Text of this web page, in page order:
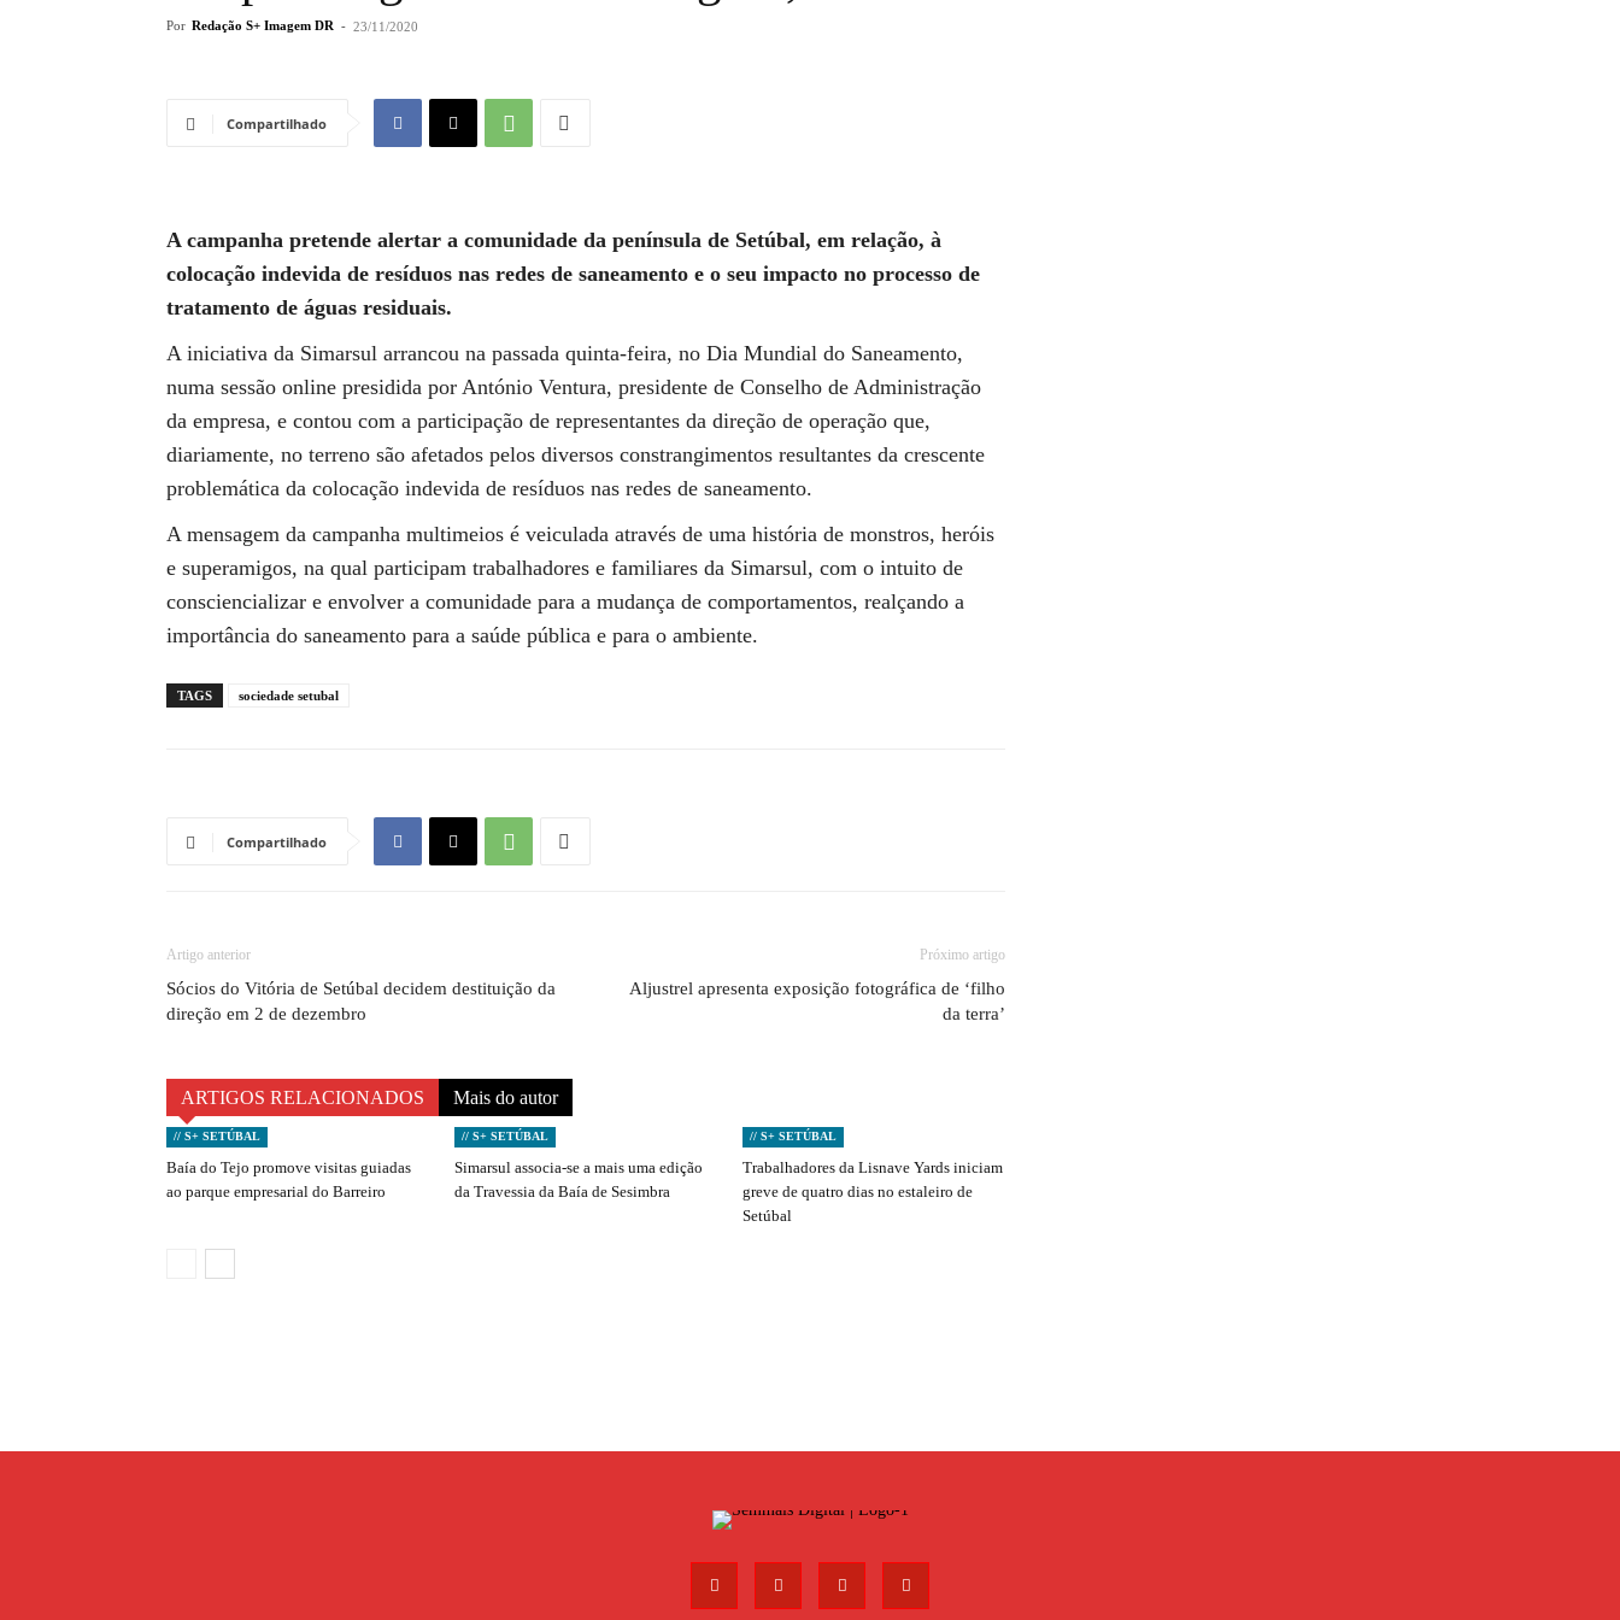
Por Redação S+ Imagem DR - 23/11/2020
Compartilhado
A campanha pretende alertar a comunidade da península de Setúbal, em relação, à
colocação indevida de resíduos nas redes de saneamento e o seu impacto no processo de
tratamento de águas residuais.
A iniciativa da Simarsul arrancou na passada quinta-feira, no Dia Mundial do Saneamento,
numa sessão online presidida por António Ventura, presidente de Conselho de Administração
da empresa, e contou com a participação de representantes da direção de operação que,
diariamente, no terreno são afetados pelos diversos constrangimentos resultantes da crescente
problemática da colocação indevida de resíduos nas redes de saneamento.
A mensagem da campanha multimeios é veiculada através de uma história de monstros, heróis
e superamigos, na qual participam trabalhadores e familiares da Simarsul, com o intuito de
consciencializar e envolver a comunidade para a mudança de comportamentos, realçando a
importância do saneamento para a saúde pública e para o ambiente.
TAGS sociedade setubal
Compartilhado
Artigo anterior
Sócios do Vitória de Setúbal decidem destituição da
direção em 2 de dezembro
Próximo artigo
Aljustrel apresenta exposição fotográfica de ‘filho
da terra’
ARTIGOS RELACIONADOS Mais do autor
// S+ SETÚBAL
Baía do Tejo promove visitas guiadas
ao parque empresarial do Barreiro
// S+ SETÚBAL
Simarsul associa-se a mais uma edição
da Travessia da Baía de Sesimbra
// S+ SETÚBAL
Trabalhadores da Lisnave Yards iniciam
greve de quatro dias no estaleiro de
Setúbal